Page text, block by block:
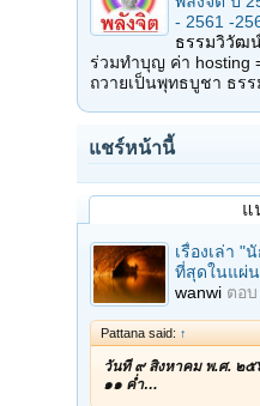
- 2561 -
ธรรมวิวัฒ
ร่วมทำบุญ ค่า hosting
ถวายเป็นพุทธบูชา ธร
แชร์หน้านี้
แ
เรื่องเล่า "
ที่สุดในแผ่
wanwi ตอบ
Pattana said: ↑
วันที่ ๙ สิงหาคม พ.ศ. ๒
๑๑ ค่ำ…